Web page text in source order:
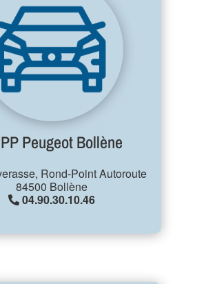
Peugeot Bollène
Rond-Point Autoroute
84500 Bollène
04.90.30.10.46